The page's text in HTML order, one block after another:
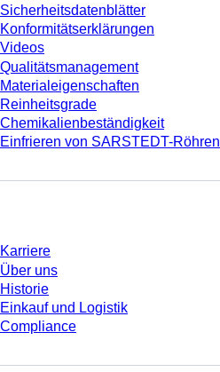
Sicherheitsdatenblätter
Konformitätserklärungen
Videos
Qualitätsmanagement
Materialeigenschaften
Reinheitsgrade
Chemikalienbeständigkeit
Einfrieren von SARSTEDT-Röhren
Karriere
Über uns
Historie
Einkauf und Logistik
Compliance